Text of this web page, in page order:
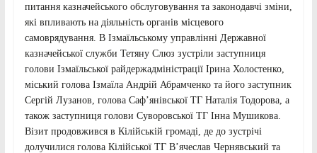
питання казначейського обслуговування та законодавчі зміни,
які впливають на діяльність органів місцевого
самоврядування. В Ізмаїльському управлінні Державної
казначейської служби Тетяну Слюз зустріли заступниця
голови Ізмаїльської райдержадміністрації Ірина Холостенко,
міський голова Ізмаїла Андрій Абрамченко та його заступник
Сергій Лузанов, голова Саф’янівської ТГ Наталія Тодорова, а
також заступниця голови Суворовської ТГ Інна Мушикова.
Візит продовжився в Кілійській громаді, де до зустрічі
долучилися голова Кілійської ТГ В’ячеслав Чернявський та